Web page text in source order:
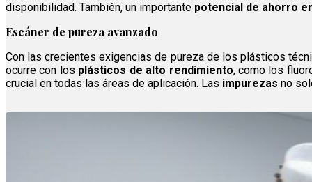
disponibilidad. También, un importante potencial de ahorro
Escáner de pureza avanzado
Con las crecientes exigencias de pureza de los plásticos
ocurre con los plásticos de alto rendimiento, como los
crucial en todas las áreas de aplicación. Las impurezas no